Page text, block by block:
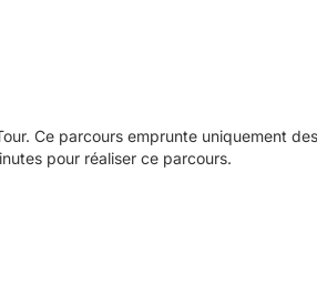
Ce parcours emprunte uniquement
pour réaliser ce parcours.